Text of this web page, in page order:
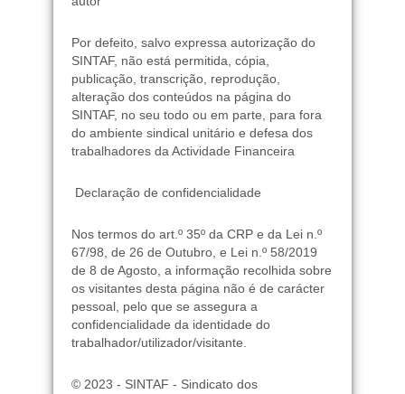
Por defeito, salvo expressa autorização do
SINTAF, não está permitida, cópia,
publicação, transcrição, reprodução,
alteração dos conteúdos na página do
SINTAF, no seu todo ou em parte, para fora
do ambiente sindical unitário e defesa dos
trabalhadores da Actividade Financeira
Declaração de confidencialidade
Nos termos do art.º 35º da CRP e da Lei n.º
67/98, de 26 de Outubro, e Lei n.º 58/2019
de 8 de Agosto, a informação recolhida sobre
os visitantes desta página não é de carácter
pessoal, pelo que se assegura a
confidencialidade da identidade do
trabalhador/utilizador/visitante.
© 2023 - SINTAF - Sindicato dos